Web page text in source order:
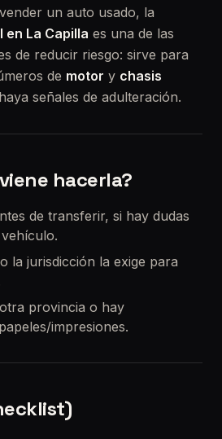
un auto usado, la
La Capilla es una de las
de reducir riesgo: sirve para
de motor y chasis
señales de adulteración.
hacerla?
de transferir, si hay dudas
la jurisdicción la exige para
provincia o hay
impresiones.